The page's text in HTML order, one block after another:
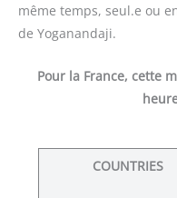
même temps, seul.e ou
de Yoganandaji.
Pour la France, cette
COUNTRIES